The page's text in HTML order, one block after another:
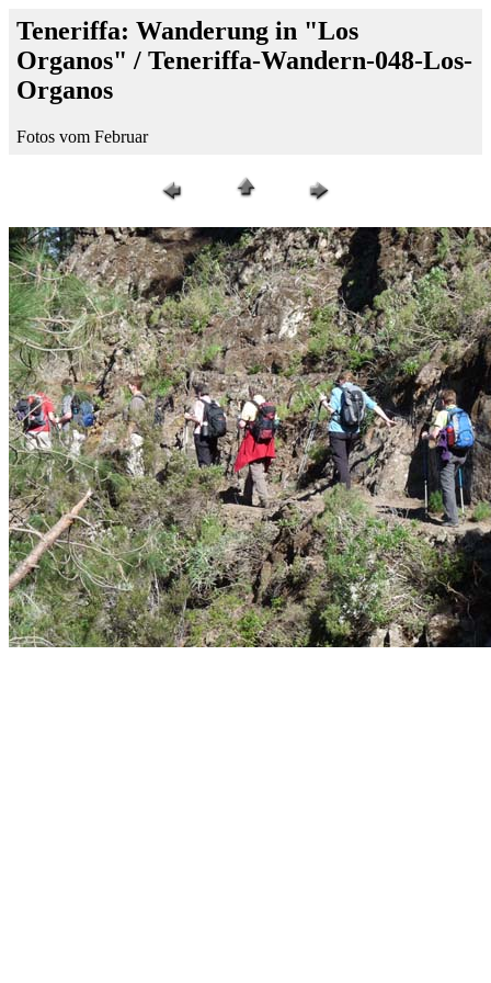
Teneriffa: Wanderung in "Los
Organos" / Teneriffa-Wandern-048-Los-
Organos
Fotos vom Februar